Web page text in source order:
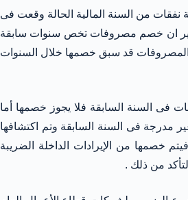
نفقات من السنة المالية الحالة وقعت فى
ان خصم مصروفات تخص سنوات سابقة
المصروفات قد سبق خصمها خلال السنوات
فى السنة السابقة فلا يجوز خصمها أما
مدرجة فى السنة السابقة وتم اكتشافها
خصمها من الإيرادات الداخلة الضريبة
من ذلك .